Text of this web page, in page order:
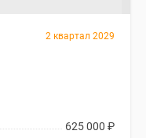
2 квартал 2029
625 000 ₽